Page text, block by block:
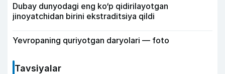
Dubay dunyodagi eng ko‘p qidirilayotgan
jinoyatchidan birini ekstraditsiya qildi
Yevropaning quriyotgan daryolari — foto
Tavsiyalar